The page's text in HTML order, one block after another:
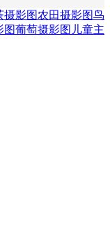
摄影图农田摄影图鸟
图葡萄摄影图 儿童主